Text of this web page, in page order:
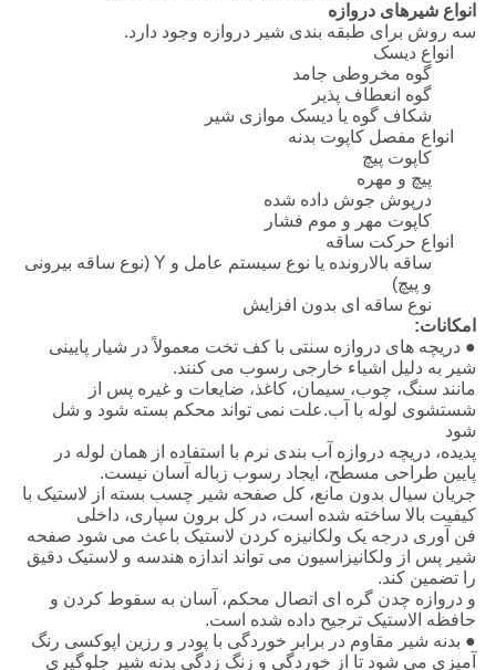
انواع شیرهای دروازه
سه روش برای طبقه بندی شیر دروازه وجود دارد.
انواع دیسک
گوه مخروطی جامد
گوه انعطاف پذیر
شکاف گوه یا دیسک موازی شیر
انواع مفصل کاپوت بدنه
کاپوت پیچ
پیچ و مهره
درپوش جوش داده شده
کاپوت مهر و موم فشار
انواع حرکت ساقه
ساقه بالارونده یا نوع سیستم عامل و Y (نوع ساقه بیرونی
و پیچ)
نوع ساقه ای بدون افزایش
امکانات:
● دریچه های دروازه سنتی با کف تخت معمولاً در شیار پایینی
شیر به دلیل اشیاء خارجی رسوب می کنند.
مانند سنگ، چوب، سیمان، کاغذ، ضایعات و غیره پس از
شستشوی لوله با آب.علت نمی تواند محکم بسته شود و شل
شود
پدیده، دریچه دروازه آب بندی نرم با استفاده از همان لوله در
پایین طراحی مسطح، ایجاد رسوب زباله آسان نیست.
جریان سیال بدون مانع، کل صفحه شیر چسب بسته از لاستیک با
کیفیت بالا ساخته شده است، در کل برون سپاری، داخلی
فن آوری درجه یک ولکانیزه کردن لاستیک باعث می شود صفحه
شیر پس از ولکانیزاسیون می تواند اندازه هندسه و لاستیک دقیق
را تضمین کند.
و دروازه چدن گره ای اتصال محکم، آسان به سقوط کردن و
حافظه الاستیک ترجیح داده شده است.
● بدنه شیر مقاوم در برابر خوردگی با پودر و رزین اپوکسی رنگ
آمیزی می شود تا از خوردگی و زنگ زدگی بدنه شیر جلوگیری